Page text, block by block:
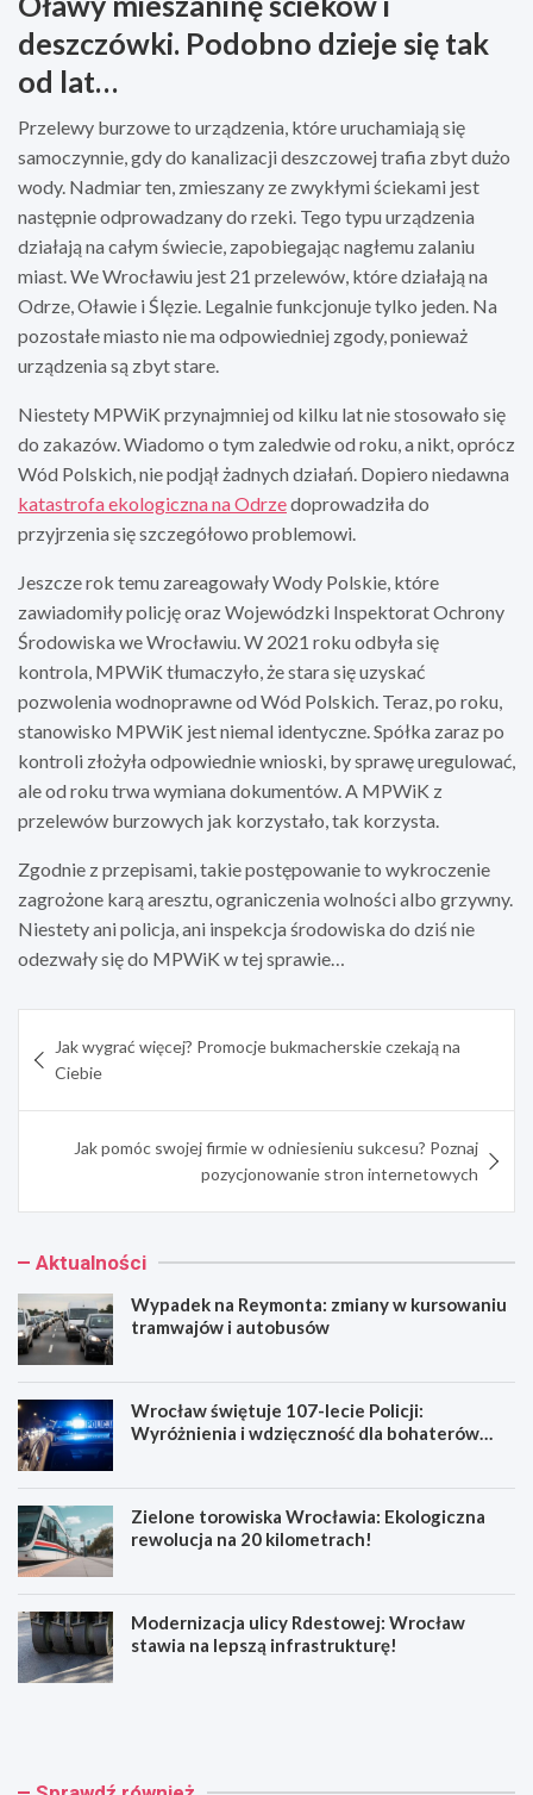
deszczówki. Podobno dzieje się tak
od lat…
Przelewy burzowe to urządzenia, które uruchamiają się
samoczynnie, gdy do kanalizacji deszczowej trafia zbyt dużo
wody. Nadmiar ten, zmieszany ze zwykłymi ściekami jest
następnie odprowadzany do rzeki. Tego typu urządzenia
działają na całym świecie, zapobiegając nagłemu zalaniu
miast. We Wrocławiu jest 21 przelewów, które działają na
Odrze, Oławie i Ślęzie. Legalnie funkcjonuje tylko jeden. Na
pozostałe miasto nie ma odpowiedniej zgody, ponieważ
urządzenia są zbyt stare.
Niestety MPWiK przynajmniej od kilku lat nie stosowało się
do zakazów. Wiadomo o tym zaledwie od roku, a nikt, oprócz
Wód Polskich, nie podjął żadnych działań. Dopiero niedawna
katastrofa ekologiczna na Odrzedoprowadziła do
przyjrzenia się szczegółowo problemowi.
Jeszcze rok temu zareagowały Wody Polskie, które
zawiadomiły policję oraz Wojewódzki Inspektorat Ochrony
Środowiska we Wrocławiu. W 2021 roku odbyła się
kontrola, MPWiK tłumaczyło, że stara się uzyskać
pozwolenia wodnoprawne od Wód Polskich. Teraz, po roku,
stanowisko MPWiK jest niemal identyczne. Spółka zaraz po
kontroli złożyła odpowiednie wnioski, by sprawę uregulować,
ale od roku trwa wymiana dokumentów. A MPWiK z
przelewów burzowych jak korzystało, tak korzysta.
Zgodnie z przepisami, takie postępowanie to wykroczenie
zagrożone karą aresztu, ograniczenia wolności albo grzywny.
Niestety ani policja, ani inspekcja środowiska do dziś nie
odezwały się do MPWiK w tej sprawie…
wpisu
Jak wygrać więcej? Promocje bukmacherskie czekają na
Ciebie
Jak pomóc swojej firmie w odniesieniu sukcesu? Poznaj
pozycjonowanie stron internetowych
Aktualności
Wypadek na Reymonta: zmiany w kursowaniu
tramwajów i autobusów
Wrocław świętuje 107-lecie Policji:
Wyróżnienia i wdzięczność dla bohaterów
Zielone torowiska Wrocławia: Ekologiczna
rewolucja na 20 kilometrach!
Modernizacja ulicy Rdestowej: Wrocław
stawia na lepszą infrastrukturę!
W
W